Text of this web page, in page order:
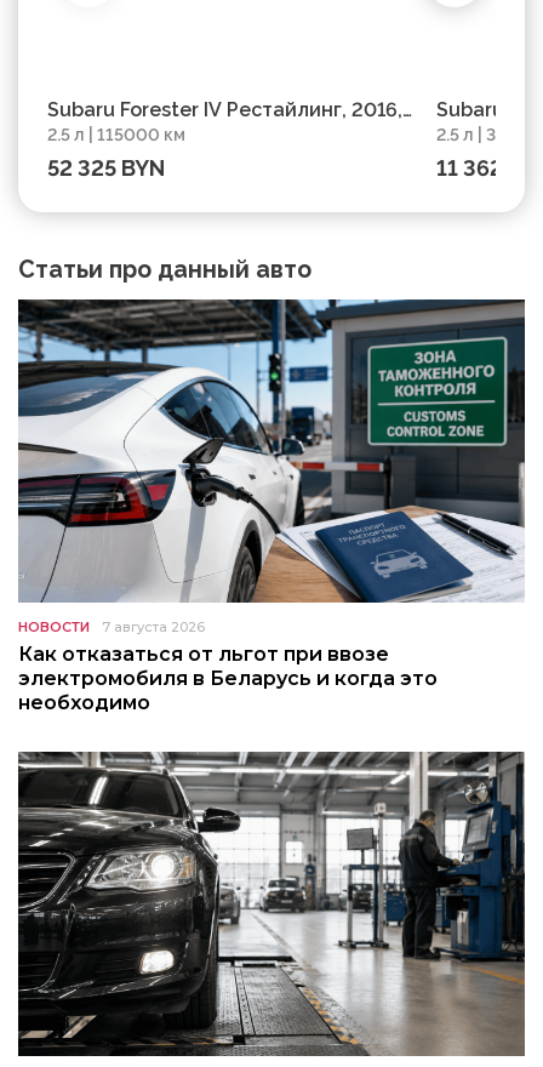
Subaru Forester IV Рестайлинг, 2016,
пробег 115000 км
2.5 л | 115000 км
52 325 BYN
Subaru
пробег
2.5 л |
11 362
Статьи про данный авто
НОВОСТИ 7 августа 2026
Как отказаться от льгот при ввозе
электромобиля в Беларусь и когда это
необходимо